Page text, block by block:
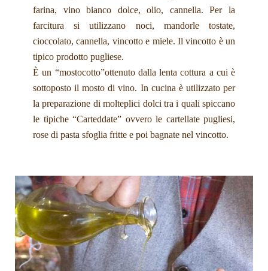
farina, vino bianco dolce, olio, cannella. Per la
farcitura si utilizzano noci, mandorle tostate,
cioccolato, cannella, vincotto e miele. Il vincotto è un
tipico prodotto pugliese.
È un “mostocotto”ottenuto dalla lenta cottura a cui è
sottoposto il mosto di vino. In cucina è utilizzato per
la preparazione di molteplici dolci tra i quali spiccano
le tipiche “Carteddate” ovvero le cartellate pugliesi,
rose di pasta sfoglia fritte e poi bagnate nel vincotto.